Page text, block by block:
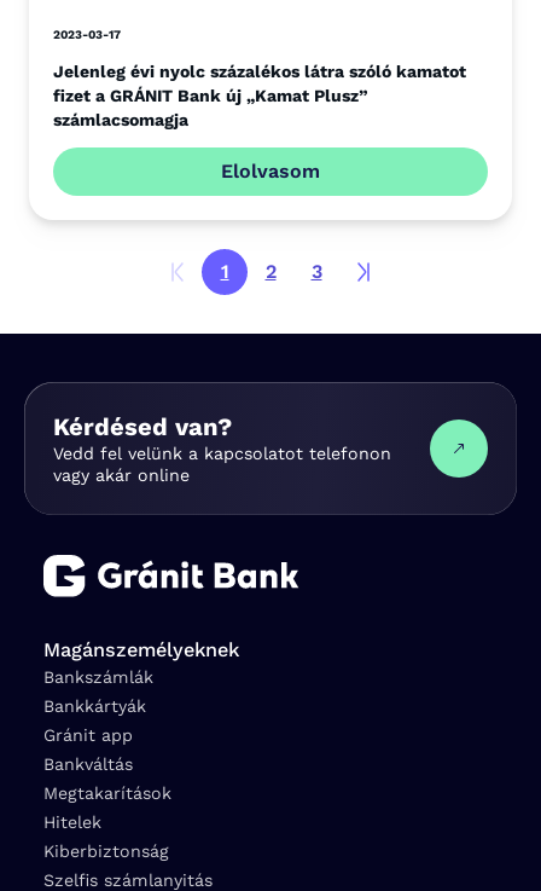
2023-03-17
Jelenleg évi nyolc százalékos látra szóló kamatot
fizet a GRÁNIT Bank új „Kamat Plusz”
számlacsomagja
Elolvasom
1 2 3
Kérdésed van?
Vedd fel velünk a kapcsolatot telefonon
vagy akár online
Magánszemélyeknek
Bankszámlák
Bankkártyák
Gránit app
Bankváltás
Megtakarítások
Hitelek
Kiberbiztonság
Szelfis számlanyitás